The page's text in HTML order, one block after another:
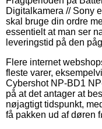
Digitalkamera // Sony
skal bruge din ordre
essentielt at man ser
leveringstid på den
Flere internet
fleste varer,
Cybershot NP-BD1
på at det antager at
nøjagtigt tidspunkt,
få pakken ud af døren